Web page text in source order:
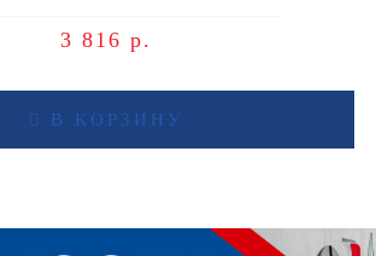
3 816 р.
В КОРЗИНУ